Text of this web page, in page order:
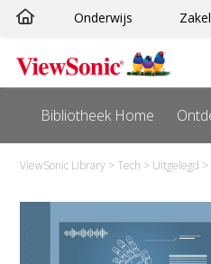
Onderwijs
Bibliotheek Home
ViewSonic Library >Tech > UItgelegd >